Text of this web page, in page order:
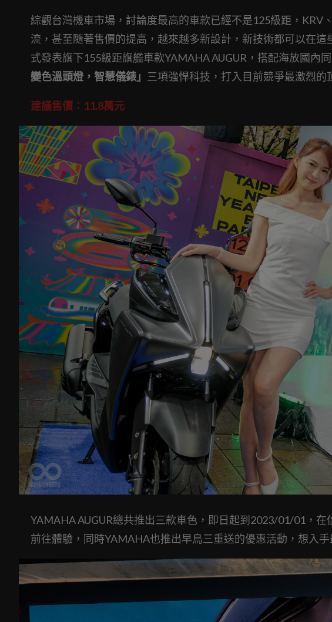
綜觀台灣機車市場，討論度最高的車款已經不是125級距，KRV
流，甚至隨著售價的提高，越來越多新設計，新技術都可以在
式發表旗下155級距旗艦車款YAMAHA AUGUR，搭配海放國內
變色溫頭燈，智慧儀錶」 三項強悍科技，打入目前競爭最激烈的
建議售價：11.8萬元
YAMAHA AUGUR總共推出三款車色，即日起到2023/01/01，
前往體驗，同時YAMAHA也推出早鳥三重送的優惠活動，想入